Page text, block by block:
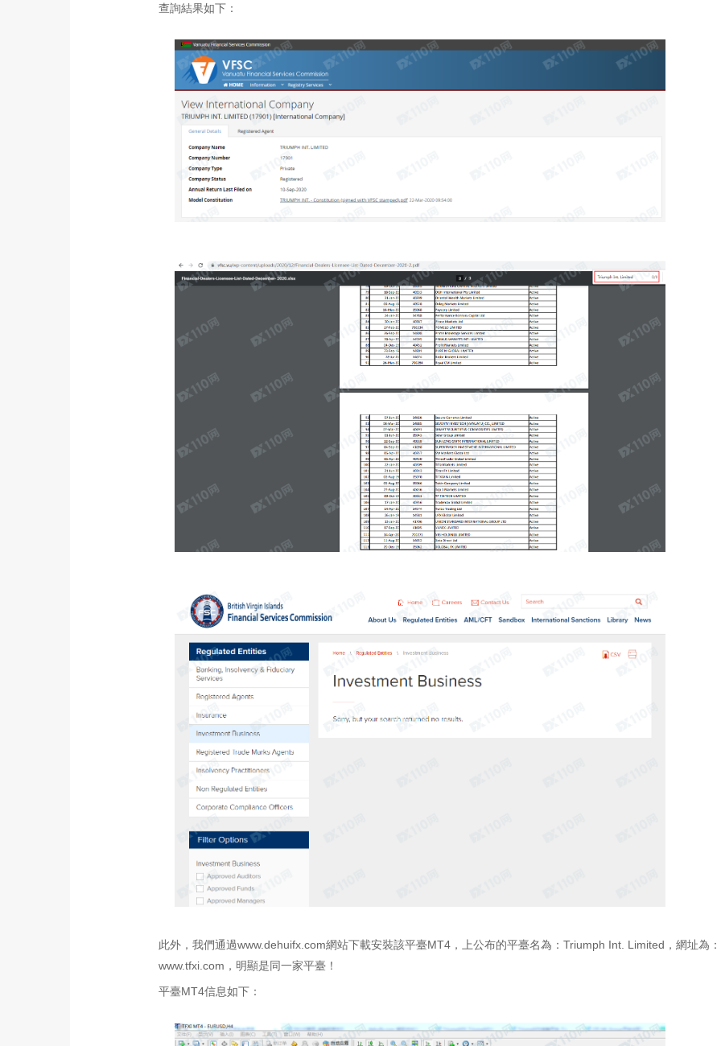
查詢結果如下：
此外，我們通過www.dehuifx.com網站下載安裝該平臺MT4，上公布的平臺名為：Triumph Int. Limited，網址為：
www.tfxi.com，明顯是同一家平臺！
平臺MT4信息如下：